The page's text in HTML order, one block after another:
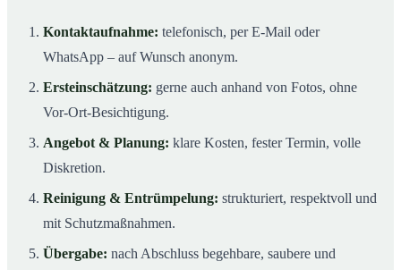
Kontaktaufnahme: telefonisch, per E-Mail oder
WhatsApp – auf Wunsch anonym.
Ersteinschätzung: gerne auch anhand von Fotos, ohne
Vor-Ort-Besichtigung.
Angebot & Planung: klare Kosten, fester Termin, volle
Diskretion.
Reinigung & Entrümpelung: strukturiert, respektvoll und
mit Schutzmaßnahmen.
Übergabe: nach Abschluss begehbare, saubere und